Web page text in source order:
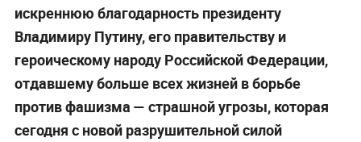
искреннюю благодарность президенту
Владимиру Путину, его правительству и
героическому народу Российской Федерации,
отдавшему больше всех жизней в борьбе
против фашизма — страшной угрозы, которая
сегодня с новой разрушительной силой